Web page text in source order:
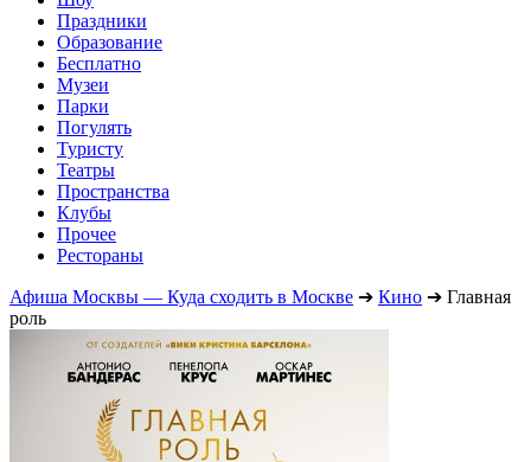
Праздники
Образование
Бесплатно
Музеи
Парки
Погулять
Туристу
Театры
Пространства
Клубы
Прочее
Рестораны
Афиша Москвы — Куда сходить в Москве ➔ Кино ➔ Главная
роль